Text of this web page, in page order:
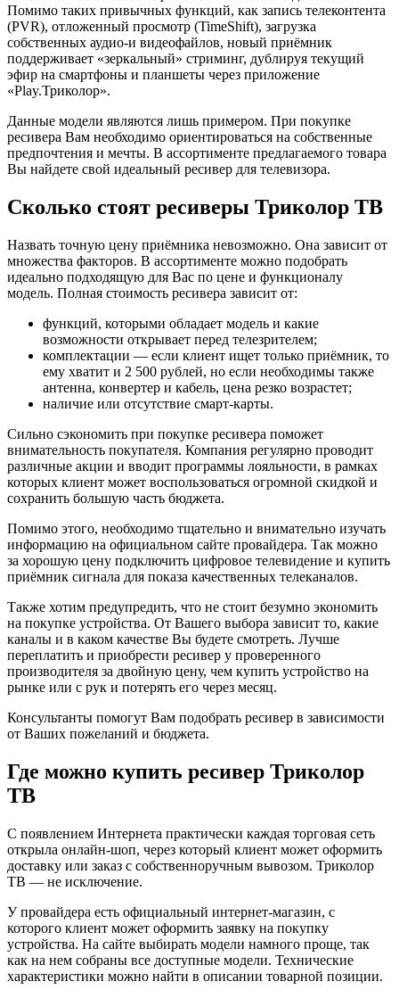
Помимо таких привычных функций, как запись телеконтента
(PVR), отложенный просмотр (TimeShift), загрузка
собственных аудио-и видеофайлов, новый приёмник
поддерживает «зеркальный» стриминг, дублируя текущий
эфир на смартфоны и планшеты через приложение
«Play.Триколор».
Данные модели являются лишь примером. При покупке
ресивера Вам необходимо ориентироваться на собственные
предпочтения и мечты. В ассортименте предлагаемого товара
Вы найдете свой идеальный ресивер для телевизора.
Сколько стоят ресиверы Триколор ТВ
Назвать точную цену приёмника невозможно. Она зависит от
множества факторов. В ассортименте можно подобрать
идеально подходящую для Вас по цене и функционалу
модель. Полная стоимость ресивера зависит от:
функций, которыми обладает модель и какие
возможности открывает перед телезрителем;
комплектации — если клиент ищет только приёмник, то
ему хватит и 2 500 рублей, но если необходимы также
антенна, конвертер и кабель, цена резко возрастет;
наличие или отсутствие смарт-карты.
Сильно сэкономить при покупке ресивера поможет
внимательность покупателя. Компания регулярно проводит
различные акции и вводит программы лояльности, в рамках
которых клиент может воспользоваться огромной скидкой и
сохранить большую часть бюджета.
Помимо этого, необходимо тщательно и внимательно изучать
информацию на официальном сайте провайдера. Так можно
за хорошую цену подключить цифровое телевидение и купить
приёмник сигнала для показа качественных телеканалов.
Также хотим предупредить, что не стоит безумно экономить
на покупке устройства. От Вашего выбора зависит то, какие
каналы и в каком качестве Вы будете смотреть. Лучше
переплатить и приобрести ресивер у проверенного
производителя за двойную цену, чем купить устройство на
рынке или с рук и потерять его через месяц.
Консультанты помогут Вам подобрать ресивер в зависимости
от Ваших пожеланий и бюджета.
Где можно купить ресивер Триколор
ТВ
С появлением Интернета практически каждая торговая сеть
открыла онлайн-шоп, через который клиент может оформить
доставку или заказ с собственноручным вывозом. Триколор
ТВ — не исключение.
У провайдера есть официальный интернет-магазин, с
которого клиент может оформить заявку на покупку
устройства. На сайте выбирать модели намного проще, так
как на нем собраны все доступные модели. Технические
характеристики можно найти в описании товарной позиции.